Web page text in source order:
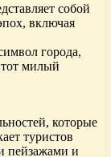
собой
включая
города,
милый
которые
туристов
пейзажами и